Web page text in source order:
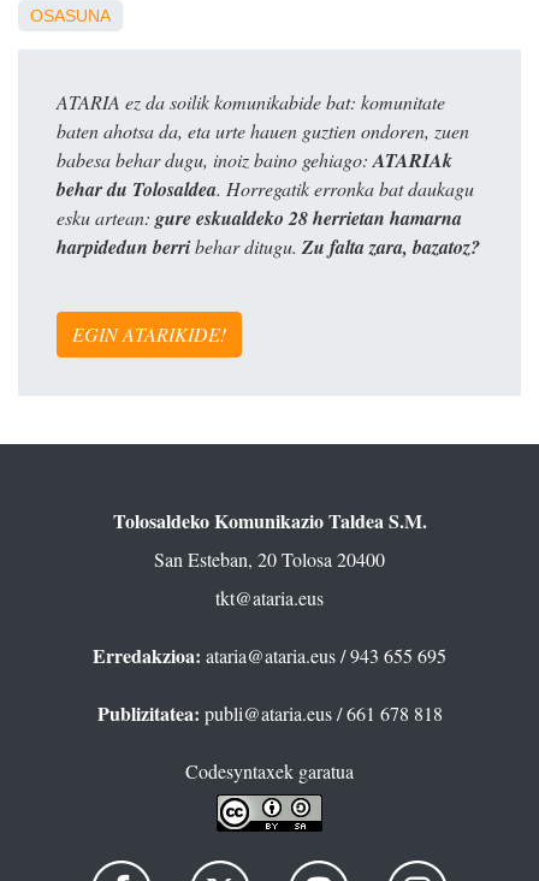
OSASUNA
ATARIA ez da soilik komunikabide bat: komunitate
baten ahotsa da, eta urte hauen guztien ondoren, zuen
babesa behar dugu, inoiz baino gehiago:ATARIAk
behar du Tolosaldea. Horregatik erronka bat daukagu
esku artean: gure eskualdeko 28 herrietan hamarna
harpidedun berribehar ditugu. Zu falta zara, bazatoz?
EGIN ATARIKIDE!
Tolosaldeko Komunikazio Taldea S.M.
San Esteban, 20 Tolosa 20400
tkt@ataria.eus
Erredakzioa: ataria@ataria.eus/ 943 655 695
Publizitatea: publi@ataria.eus/ 661 678 818
Codesyntaxek garatua